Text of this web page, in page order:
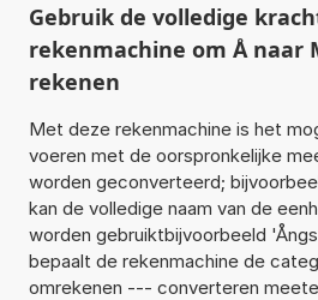
Gebruik de volledige
rekenmachine om Å naar
rekenen
Met deze rekenmachine is het
voeren met de oorspronkelijke
worden geconverteerd;
kan de volledige naam van de
worden gebruiktbijvoorbeeld
bepaalt de rekenmachine de
omrekenen --- converteren